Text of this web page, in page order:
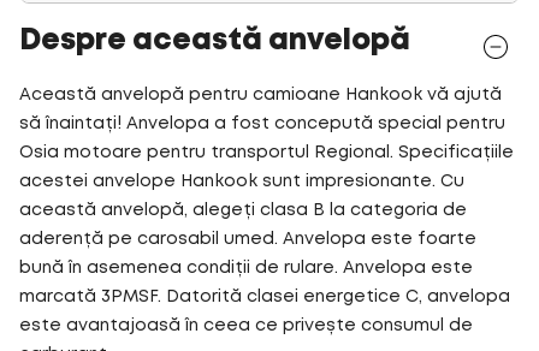
Despre această anvelopă
Această anvelopă pentru camioane Hankook vă ajută
să înaintați! Anvelopa a fost concepută special pentru
Osia motoare pentru transportul Regional. Specificațiile
acestei anvelope Hankook sunt impresionante. Cu
această anvelopă, alegeți clasa B la categoria de
aderență pe carosabil umed. Anvelopa este foarte
bună în asemenea condiții de rulare. Anvelopa este
marcată 3PMSF. Datorită clasei energetice C, anvelopa
este avantajoasă în ceea ce privește consumul de